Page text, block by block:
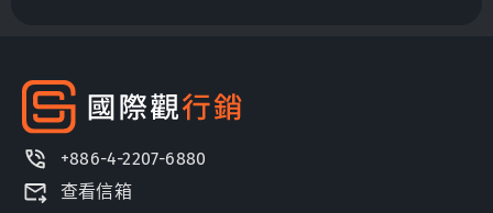
+886-4-2207-6880
查看信箱